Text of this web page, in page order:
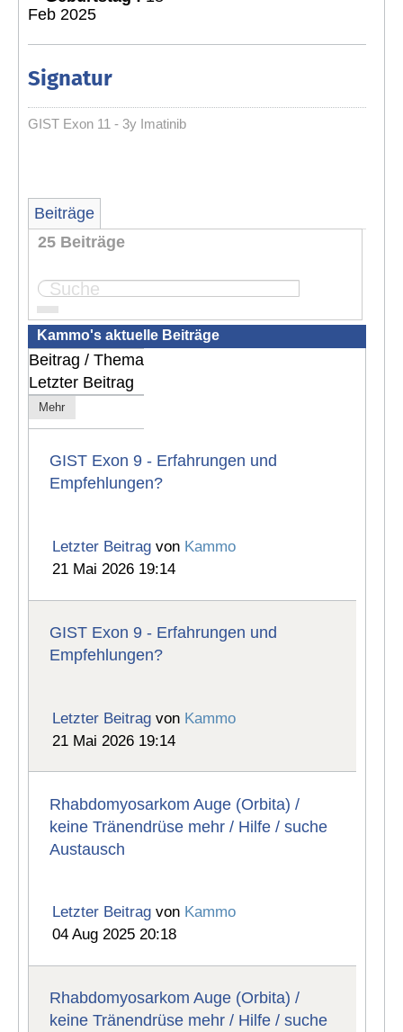
Feb 2025
Signatur
GIST Exon 11 - 3y Imatinib
Beiträge
25 Beiträge
Seite:
Kammo's aktuelle Beiträge
Beitrag / Thema
Letzter Beitrag
Mehr
GIST Exon 9 - Erfahrungen und
Empfehlungen?
Letzter Beitrag von Kammo
21 Mai 2026 19:14
GIST Exon 9 - Erfahrungen und
Empfehlungen?
Letzter Beitrag von Kammo
21 Mai 2026 19:14
Rhabdomyosarkom Auge (Orbita) /
keine Tränendrüse mehr / Hilfe / suche
Austausch
Letzter Beitrag von Kammo
04 Aug 2025 20:18
Rhabdomyosarkom Auge (Orbita) /
keine Tränendrüse mehr / Hilfe / suche